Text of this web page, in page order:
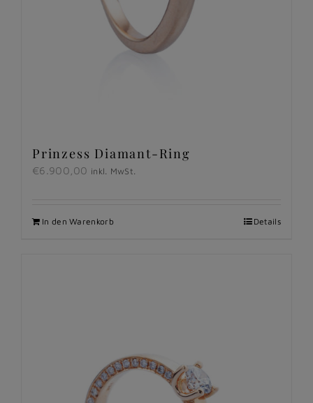
Prinzess Diamant-Ring
€6.900,00 inkl. MwSt.
In den Warenkorb Details